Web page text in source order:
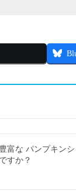
富な パンプキンシ
すか？